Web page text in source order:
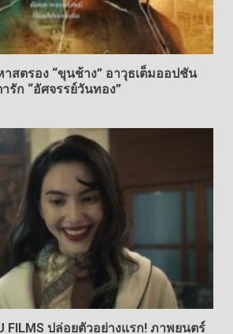
สตรอง “ขุนช้าง” อาวุธเต็มออปชัน
รัก “อัศจรรย์วันทอง”
FILMS ปล่อยตัวอย่างแรก! ภาพยนตร์